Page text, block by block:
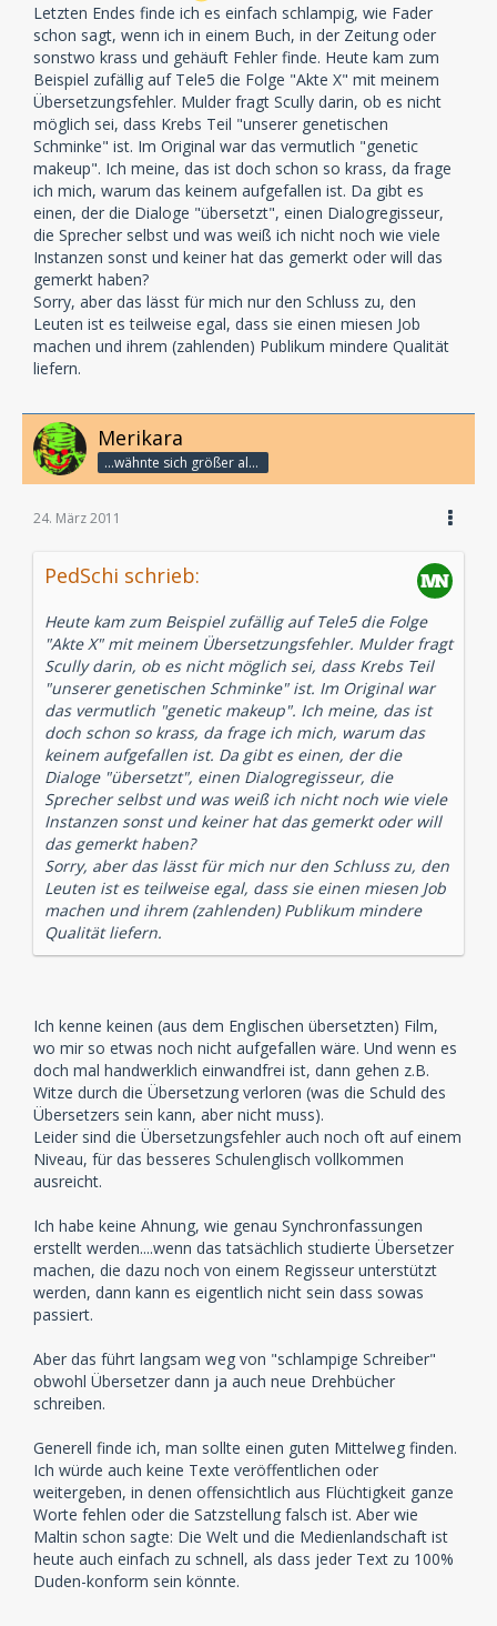
Letzten Endes finde ich es einfach schlampig, wie Fader
schon sagt, wenn ich in einem Buch, in der Zeitung oder
sonstwo krass und gehäuft Fehler finde. Heute kam zum
Beispiel zufällig auf Tele5 die Folge "Akte X" mit meinem
Übersetzungsfehler. Mulder fragt Scully darin, ob es nicht
möglich sei, dass Krebs Teil "unserer genetischen
Schminke" ist. Im Original war das vermutlich "genetic
makeup". Ich meine, das ist doch schon so krass, da frage
ich mich, warum das keinem aufgefallen ist. Da gibt es
einen, der die Dialoge "übersetzt", einen Dialogregisseur,
die Sprecher selbst und was weiß ich nicht noch wie viele
Instanzen sonst und keiner hat das gemerkt oder will das
gemerkt haben?
Sorry, aber das lässt für mich nur den Schluss zu, den
Leuten ist es teilweise egal, dass sie einen miesen Job
machen und ihrem (zahlenden) Publikum mindere Qualität
liefern.
Merikara
...wähnte sich größer als die Götter.
24. März 2011
PedSchi schrieb:
Heute kam zum Beispiel zufällig auf Tele5 die Folge
"Akte X" mit meinem Übersetzungsfehler. Mulder fragt
Scully darin, ob es nicht möglich sei, dass Krebs Teil
"unserer genetischen Schminke" ist. Im Original war
das vermutlich "genetic makeup". Ich meine, das ist
doch schon so krass, da frage ich mich, warum das
keinem aufgefallen ist. Da gibt es einen, der die
Dialoge "übersetzt", einen Dialogregisseur, die
Sprecher selbst und was weiß ich nicht noch wie viele
Instanzen sonst und keiner hat das gemerkt oder will
das gemerkt haben?
Sorry, aber das lässt für mich nur den Schluss zu, den
Leuten ist es teilweise egal, dass sie einen miesen Job
machen und ihrem (zahlenden) Publikum mindere
Qualität liefern.
Ich kenne keinen (aus dem Englischen übersetzten) Film,
wo mir so etwas noch nicht aufgefallen wäre. Und wenn es
doch mal handwerklich einwandfrei ist, dann gehen z.B.
Witze durch die Übersetzung verloren (was die Schuld des
Übersetzers sein kann, aber nicht muss).
Leider sind die Übersetzungsfehler auch noch oft auf einem
Niveau, für das besseres Schulenglisch vollkommen
ausreicht.
Ich habe keine Ahnung, wie genau Synchronfassungen
erstellt werden....wenn das tatsächlich studierte Übersetzer
machen, die dazu noch von einem Regisseur unterstützt
werden, dann kann es eigentlich nicht sein dass sowas
passiert.
Aber das führt langsam weg von "schlampige Schreiber"
obwohl Übersetzer dann ja auch neue Drehbücher
schreiben.
Generell finde ich, man sollte einen guten Mittelweg finden.
Ich würde auch keine Texte veröffentlichen oder
weitergeben, in denen offensichtlich aus Flüchtigkeit ganze
Worte fehlen oder die Satzstellung falsch ist. Aber wie
Maltin schon sagte: Die Welt und die Medienlandschaft ist
heute auch einfach zu schnell, als dass jeder Text zu 100%
Duden-konform sein könnte.